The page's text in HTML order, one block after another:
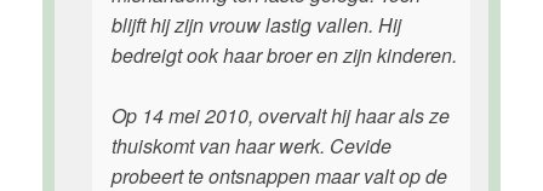
blijft hij zijn vrouw lastig vallen. Hij
bedreigt ook haar broer en zijn kinderen.
Op 14 mei 2010, overvalt hij haar als ze
thuiskomt van haar werk. Cevide
probeert te ontsnappen maar valt op de